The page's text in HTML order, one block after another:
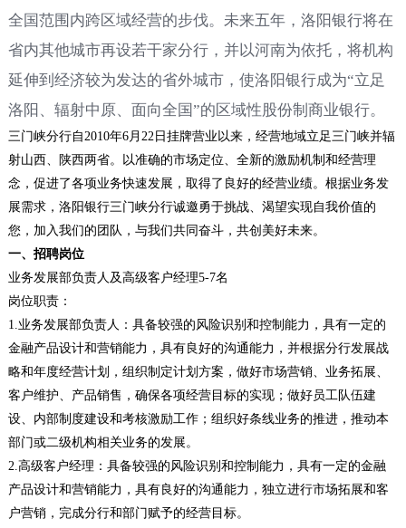
全国范围内跨区域经营的步伐。未来五年，洛阳银行将在
省内其他城市再设若干家分行，并以河南为依托，将机构
延伸到经济较为发达的省外城市，使洛阳银行成为“立足
洛阳、辐射中原、面向全国”的区域性股份制商业银行。
三门峡分行自 2010年6月22日挂牌营业以来，经营地域立足三门峡并辐
射山西、陕西两省。以准确的市场定位、全新的激励机制和经营理
念，促进了各项业务快速发展，取得了良好的经营业绩。根据业务发
展需求，洛阳银行三门峡分行诚邀勇于挑战、渴望实现自我价值的
您，加入我们的团队，与我们共同奋斗，共创美好未来。
一、招聘岗位
业务发展部负责人及高级客户经理5-7名
岗位职责：
1.业务发展部负责人：具备较强的风险识别和控制能力，具有一定的
金融产品设计和营销能力，具有良好的沟通能力，并根据分行发展战
略和年度经营计划，组织制定计划方案，做好市场营销、业务拓展、
客户维护、产品销售，确保各项经营目标的实现；做好员工队伍建
设、内部制度建设和考核激励工作；组织好条线业务的推进，推动本
部门或二级机构相关业务的发展。
2.高级客户经理：具备较强的风险识别和控制能力，具有一定的金融
产品设计和营销能力，具有良好的沟通能力，独立进行市场拓展和客
户营销，完成分行和部门赋予的经营目标。